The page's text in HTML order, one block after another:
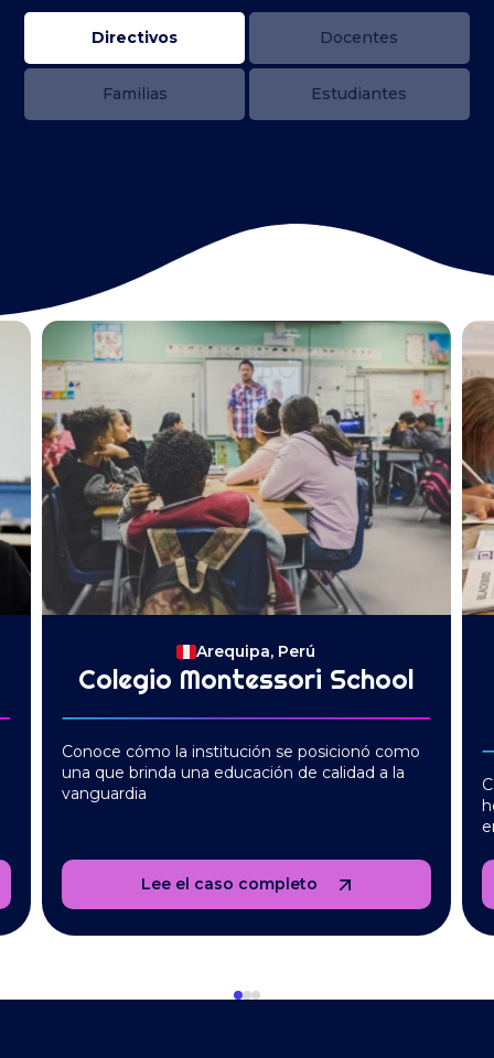
Directivos Docentes
Familias Estudiantes
Arequipa, Perú
Colegio Montessori School
Conoce cómo la institución se posicionó como
una que brinda una educación de calidad a la
vanguardia
Lee el caso completo